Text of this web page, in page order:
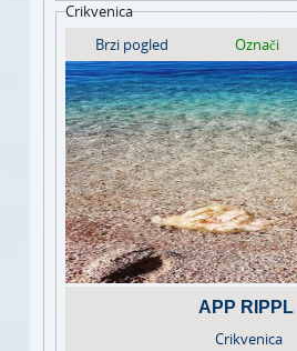
Crikvenica
Brzi pogled
Označi
APP RIPPL
Crikvenica